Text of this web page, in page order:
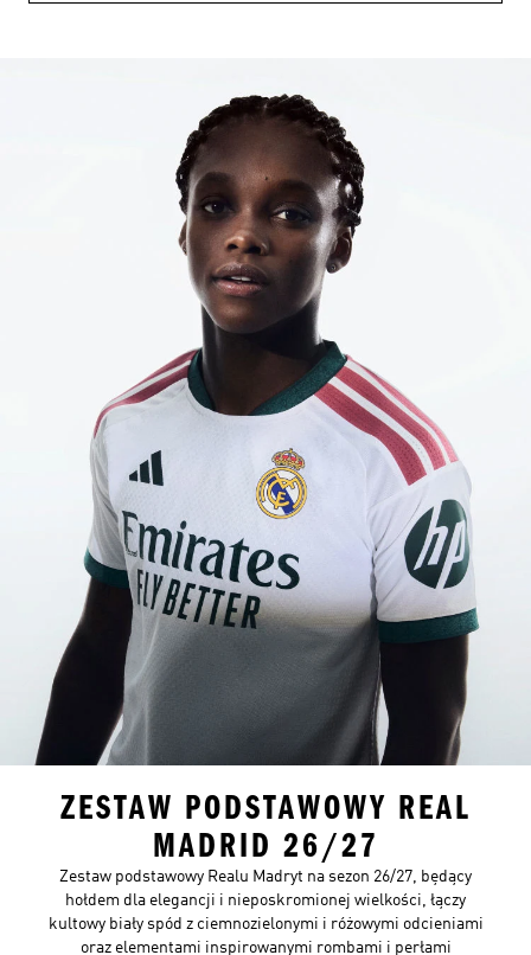
ZESTAW PODSTAWOWY REAL
MADRID 26/27
Zestaw podstawowy Realu Madryt na sezon 26/27, będący
hołdem dla elegancji i nieposkromionej wielkości, łączy
kultowy biały spód z ciemnozielonymi i różowymi odcieniami
oraz elementami inspirowanymi rombami i perłami